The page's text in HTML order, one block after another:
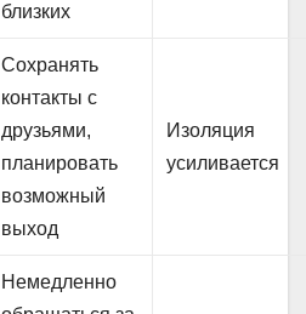
близких
Сохранять
контакты с
друзьями,
планировать
возможный
выход
Изоляция
усиливается
Немедленно